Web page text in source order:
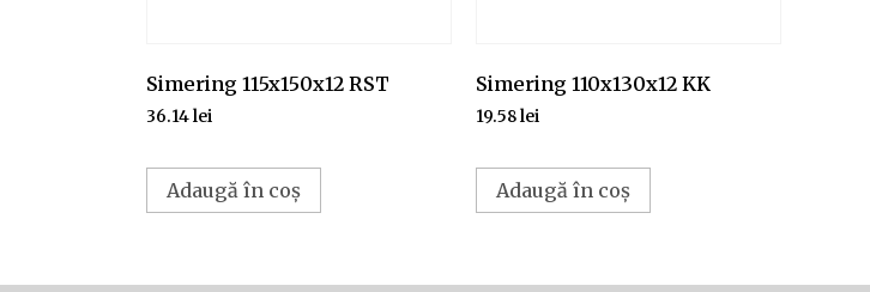
Simering 115x150x12 RST
36.14lei
Adaugă în coș
Simering 110x130x12 KK
19.58lei
Adaugă în coș